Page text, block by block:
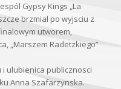
Gypsy Kings „La
brzmial po wyjsciu z
utworem,
„Marszem Radetzkiego”
ulubienica publicznosci
Anna Szafarzynska.